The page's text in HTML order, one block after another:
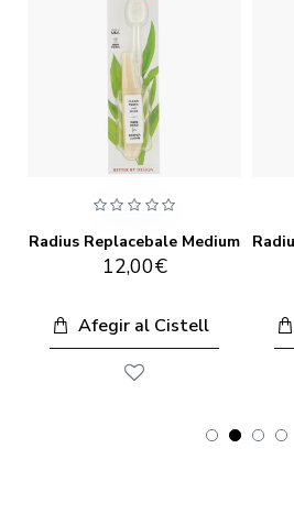
Radius Replacebale Medium
12,00€
Afegir al Cistell